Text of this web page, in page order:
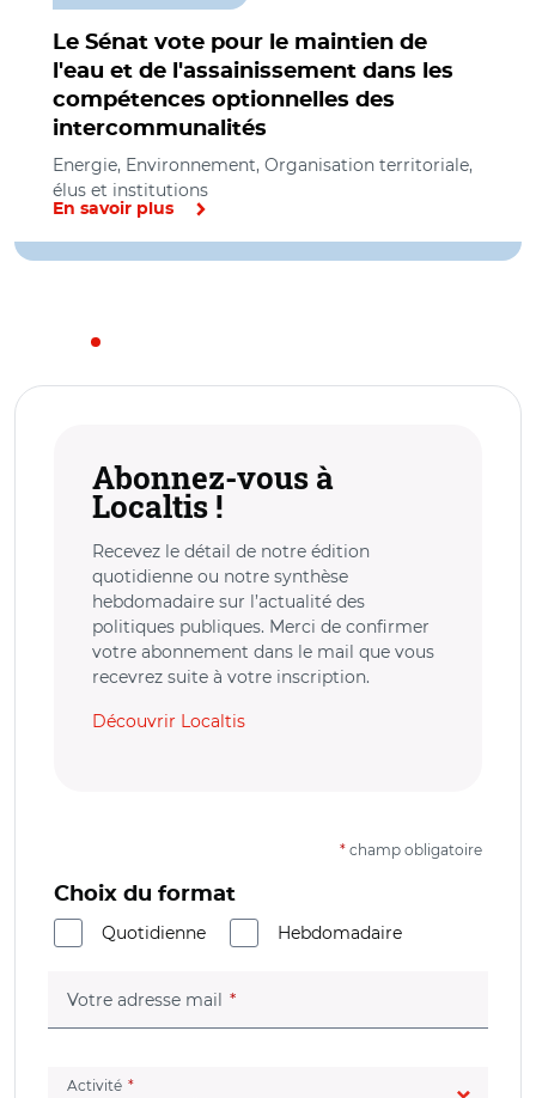
Le Sénat vote pour le maintien de
l'eau et de l'assainissement dans les
compétences optionnelles des
intercommunalités
Energie, Environnement, Organisation territoriale,
élus et institutions
En savoir plus
Abonnez-vous à
Localtis !
Recevez le détail de notre édition
quotidienne ou notre synthèse
hebdomadaire sur l’actualité des
politiques publiques. Merci de confirmer
votre abonnement dans le mail que vous
recevrez suite à votre inscription.
Découvrir Localtis
* champ obligatoire
Choix du format
Quotidienne
Hebdomadaire
Votre adresse mail (champ obligatoire)
Activité (champ obligatoire)